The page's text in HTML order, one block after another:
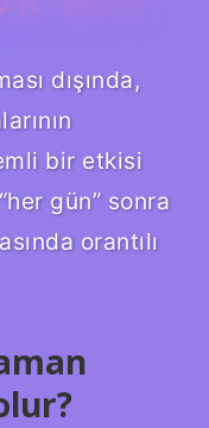
dışında,
bir etkisi
gün” sonra
orantılı